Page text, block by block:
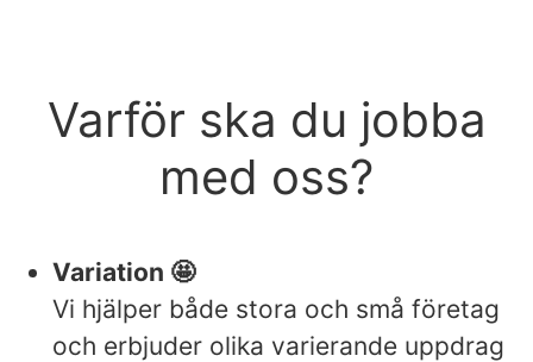
Varför ska du jobba
med oss?
Variation 🤩
Vi hjälper både stora och små företag
och erbjuder olika varierande uppdrag